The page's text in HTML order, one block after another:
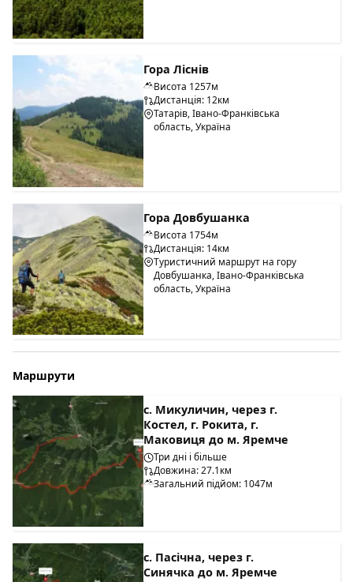
Гора Ліснів
Висота 1257м
Дистанція: 12км
Татарів, Івано-Франківська
область, Україна
Гора Довбушанка
Висота 1754м
Дистанція: 14км
Туристичний маршрут на гору
Довбушанка, Івано-Франківська
область, Україна
Маршрути
с. Микуличин, через г.
Костел, г. Рокита, г.
Маковиця до м. Яремче
Три дні і більше
Довжина: 27.1км
Загальний підйом: 1047м
с. Пасічна, через г.
Синячка до м. Яремче